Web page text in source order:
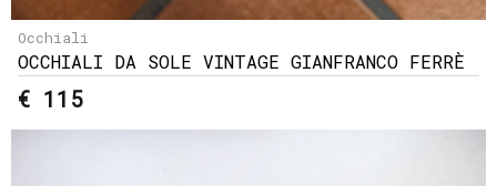
Occhiali
OCCHIALI DA SOLE VINTAGE GIANFRANCO FERRÈ
€ 115